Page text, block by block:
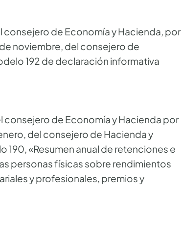
consejero de Economía y Hacienda, por
noviembre, del consejero de
192 de declaración informativa
consejero de Economía y Hacienda por
del consejero de Hacienda y
190, «Resumen anual de retenciones e
personas físicas sobre rendimientos
y profesionales, premios y